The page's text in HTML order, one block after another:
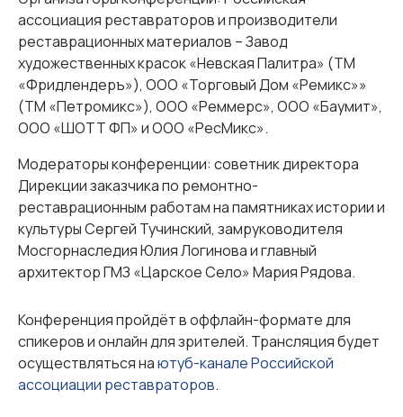
ассоциация реставраторов и производители
реставрационных материалов – Завод
художественных красок «Невская Палитра» (ТМ
«Фридлендеръ»), ООО «Торговый Дом «Ремикс»»
(ТМ «Петромикс»), ООО «Реммерс», ООО «Баумит»,
ООО «ШОТТ ФП» и ООО «РесМикс».
Модераторы конференции: советник директора
Дирекции заказчика по ремонтно-
реставрационным работам на памятниках истории и
культуры Сергей Тучинский, замруководителя
Мосгорнаследия Юлия Логинова и главный
архитектор ГМЗ «Царское Село» Мария Рядова.
Конференция пройдёт в оффлайн-формате для
спикеров и онлайн для зрителей. Трансляция будет
осуществляться наютуб-канале Российской
ассоциации реставраторов.